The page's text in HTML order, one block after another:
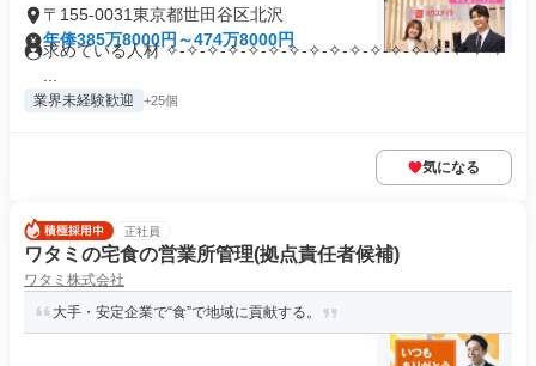
〒155-0031東京都世田谷区北沢
年俸385万8000円～474万8000円
求めている人材 ✧-✧-✧-✧-✧-✧-✧-✧-✧-✧-✧-✧-✧-✧-✧-✧-✧
業界未経験歓迎 +25個
気になる
正社員
ワタミの宅食の営業所管理(拠点責任者候補)
ワタミ株式会社
大手・安定企業で“食”で地域に貢献する。